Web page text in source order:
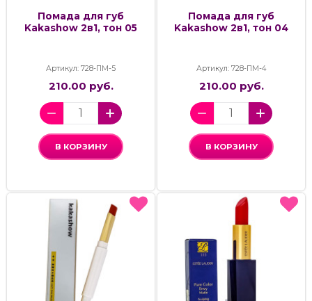
Помада для губ
Kakashow 2в1, тон 05
Артикул: 728-ПМ-5
210.00 руб.
В КОРЗИНУ
Помада для губ
Kakashow 2в1, тон 04
Артикул: 728-ПМ-4
210.00 руб.
В КОРЗИНУ